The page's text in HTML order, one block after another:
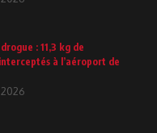
: 11,3 kg de
à l’aéroport de